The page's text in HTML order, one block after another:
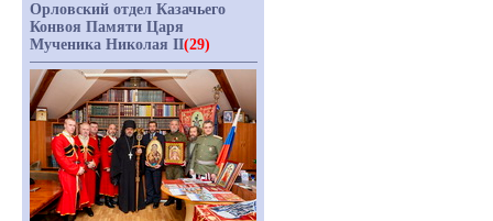
Орловский отдел Казачьего
Конвоя Памяти Царя
Мученика Николая II(29)